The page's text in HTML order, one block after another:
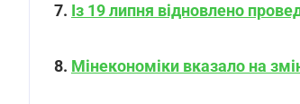
7. Із 19 липня відновлено
8. Мінекономіки вказало на